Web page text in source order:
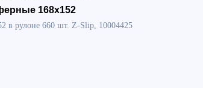
168x152
в рулоне 660 шт. Z-Slip, 10004425